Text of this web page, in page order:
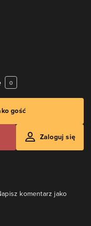
0
gość
Zaloguj się
komentarz jako